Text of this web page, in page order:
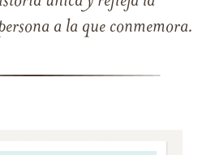
a la que conmemora.